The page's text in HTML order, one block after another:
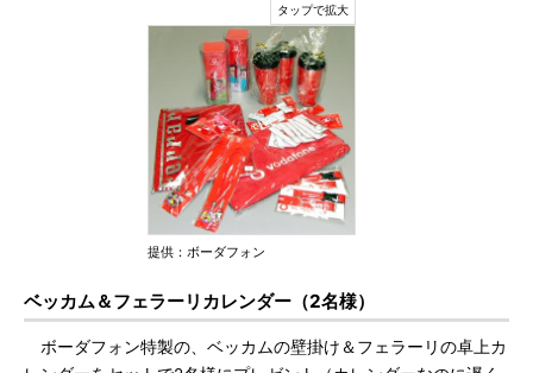
提供：ボーダフォン
ベッカム＆フェラーリカレンダー（2名様）
ボーダフォン特製の、ベッカムの壁掛け＆フェラーリの卓上カ